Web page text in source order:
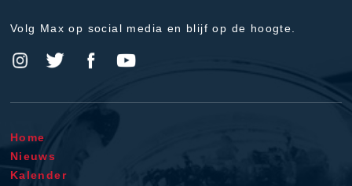
Volg Max op social media en blijf op de hoogte.
Home
Nieuws
Kalender